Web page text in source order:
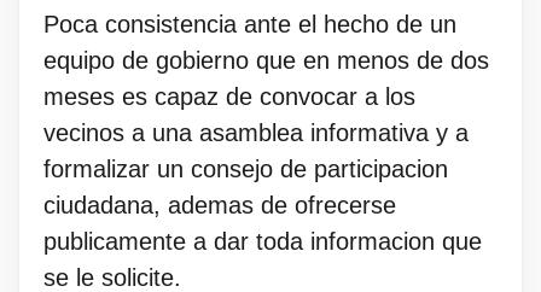
Poca consistencia ante el hecho de un
equipo de gobierno que en menos de dos
meses es capaz de convocar a los
vecinos a una asamblea informativa y a
formalizar un consejo de participacion
ciudadana, ademas de ofrecerse
publicamente a dar toda informacion que
se le solicite.